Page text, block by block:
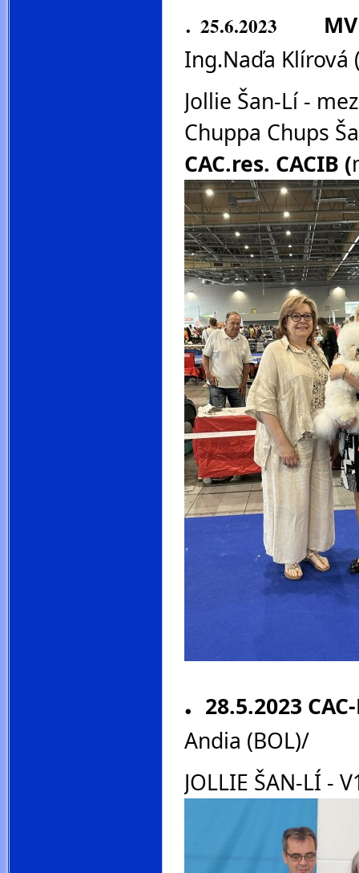
. 25.6.2023
Ing.Naďa Klírová
Jollie Šan-Lí -
Chuppa Chups
CAC.res. CACIB (
. 28.5.2023
Andia (BOL)/
JOLLIE ŠAN-LÍ -